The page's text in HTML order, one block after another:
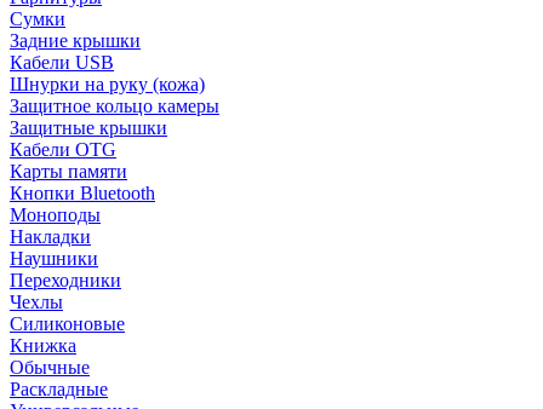
Сумки
Задние крышки
Кабели USB
Шнурки на руку (кожа)
Защитное кольцо камеры
Защитные крышки
Кабели OTG
Карты памяти
Кнопки Bluetooth
Моноподы
Накладки
Наушники
Переходники
Чехлы
Силиконовые
Книжка
Обычные
Раскладные